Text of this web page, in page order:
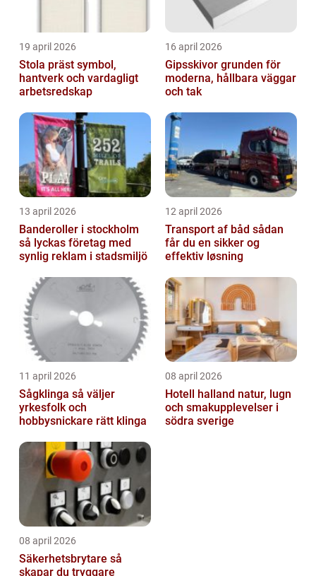
19 april 2026
Stola präst symbol,
hantverk och vardagligt
arbetsredskap
16 april 2026
Gipsskivor grunden för
moderna, hållbara väggar
och tak
13 april 2026
Banderoller i stockholm
så lyckas företag med
synlig reklam i stadsmiljö
12 april 2026
Transport af båd sådan
får du en sikker og
effektiv løsning
11 april 2026
Sågklinga så väljer
yrkesfolk och
hobbysnickare rätt klinga
08 april 2026
Hotell halland natur, lugn
och smakupplevelser i
södra sverige
08 april 2026
Säkerhetsbrytare så
skapar du tryggare